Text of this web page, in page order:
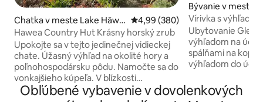
Chatka v meste Lake Hāwe
a
Priemerné ohodnotenie 4,99 z
4,99 (380)
Hawea Country Hut Krásny horský zrub
Upokojte sa v tejto jedinečnej vidieckej
chate. Úžasný výhľad na okolité hory a
poľnohospodársku pôdu. Namočte sa do
vonkajšieho kúpeľa. V blízkosti
turistických a cyklistických trás jazera
Bývanie v meste
Vírivka s
sa do hviezd
Ubytovanie
výhľadom na údolie. Okúzľujúci
spálňami na
výhľadom do
vírivke. Užite si pokojné vidiecke a tiché
prostredie.
Obľúbené vybavenie v dovolenkových